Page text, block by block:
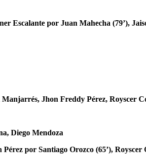
Escalante por Juan Mahecha (79’),
Jhon Freddy Pérez, Royscer
Diego Mendoza
por Santiago Orozco (65’),